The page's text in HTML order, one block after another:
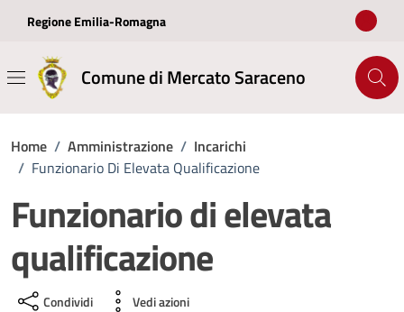
Regione Emilia-Romagna
Comune di Mercato Saraceno
Home / Amministrazione / Incarichi
/ Funzionario Di Elevata Qualificazione
Funzionario di elevata
qualificazione
Condividi Vedi azioni